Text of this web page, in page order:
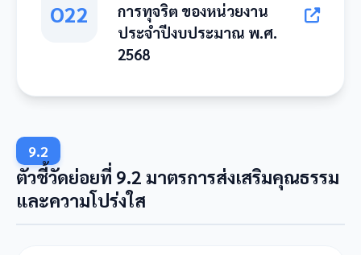
O22
การทุจริต ของหน่วยงาน
ประจำปีงบประมาณ พ.ศ.
2568
9.2
ตัวชี้วัดย่อยที่ 9.2 มาตรการส่งเสริมคุณธรรม
และความโปร่งใส